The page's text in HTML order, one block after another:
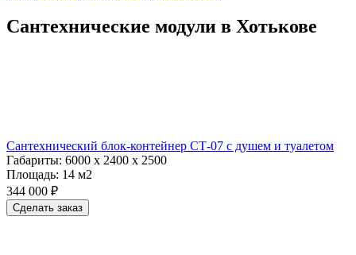
Сантехнические модули в Хотькове
Сантехнический блок-контейнер СТ-07 с душем и туалетом
Габариты: 6000 х 2400 х 2500
Площадь: 14 м2
344 000 ₽
Сделать заказ